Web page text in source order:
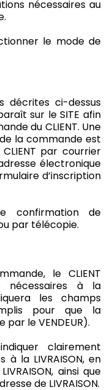
nécessaires au
le mode de
décrites ci-dessus
sur le SITE afin
du CLIENT. Une
la commande est
par courrier
électronique
d’inscription
confirmation de
par télécopie.
le CLIENT
nécessaires à la
les champs
pour que la
le VENDEUR).
clairement
la LIVRAISON, en
ainsi que
de LIVRAISON.